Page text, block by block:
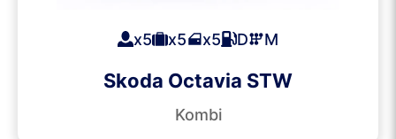
x5 x5 x5 D M
Skoda Octavia STW
Kombi